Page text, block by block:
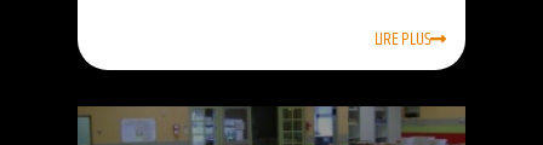
LIRE PLUS